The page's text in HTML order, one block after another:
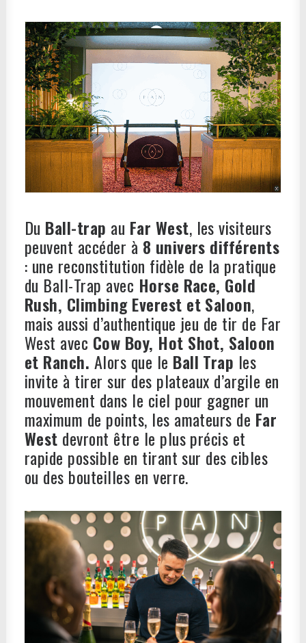
Du Ball-trap au Far West, les visiteurs
peuvent accéder à 8 univers différents
: une reconstitution fidèle de la pratique
du Ball-Trap avec Horse Race, Gold
Rush, Climbing Everest et Saloon,
mais aussi d’authentique jeu de tir de Far
West avec Cow Boy, Hot Shot, Saloon
et Ranch. Alors que le Ball Trap les
invite à tirer sur des plateaux d’argile en
mouvement dans le ciel pour gagner un
maximum de points, les amateurs de Far
West devront être le plus précis et
rapide possible en tirant sur des cibles
ou des bouteilles en verre.